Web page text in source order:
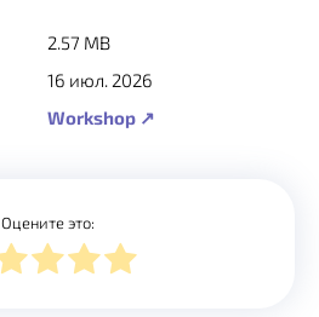
2.57 MB
16 июл. 2026
Workshop ↗
Оцените это: